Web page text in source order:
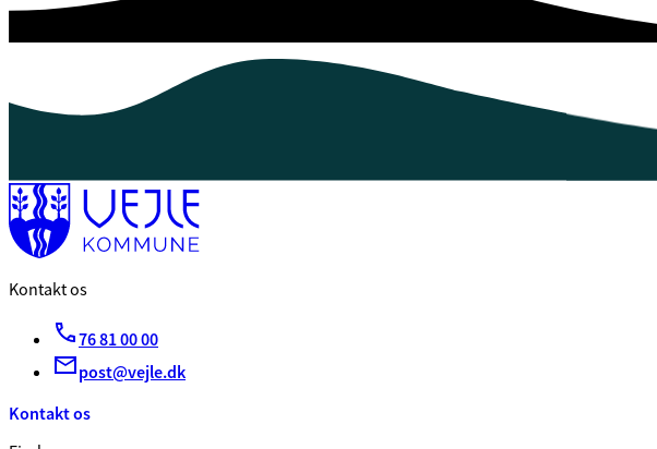
Kontakt os
76 81 00 00
post@vejle.dk
Kontakt os